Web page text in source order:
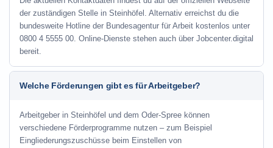
der zuständigen Stelle in Steinhöfel. Alternativ erreichst du die
bundesweite Hotline der Bundesagentur für Arbeit kostenlos unter
0800 4 5555 00. Online-Dienste stehen auch über Jobcenter.digital
bereit.
Welche Förderungen gibt es für Arbeitgeber?
Arbeitgeber in Steinhöfel und dem Oder-Spree können
verschiedene Förderprogramme nutzen – zum Beispiel
Eingliederungszuschüsse beim Einstellen von